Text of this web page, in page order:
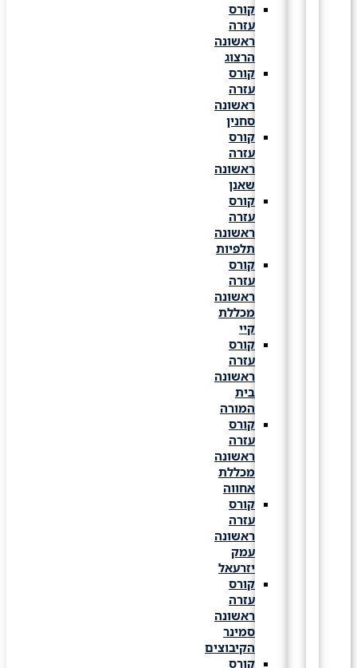
קורס
עזרה
ראשונה
הרצוג
קורס
עזרה
ראשונה
סחנין
קורס
עזרה
ראשונה
קורס
עזרה
ראשונה
תלפיות
קורס
עזרה
ראשונה
מכללת
קורס
עזרה
ראשונה
המורה
קורס
עזרה
ראשונה
מכללת
אחווה
קורס
עזרה
ראשונה
יזרעאל
קורס
עזרה
ראשונה
סמינר
הקיבוצים
קורס